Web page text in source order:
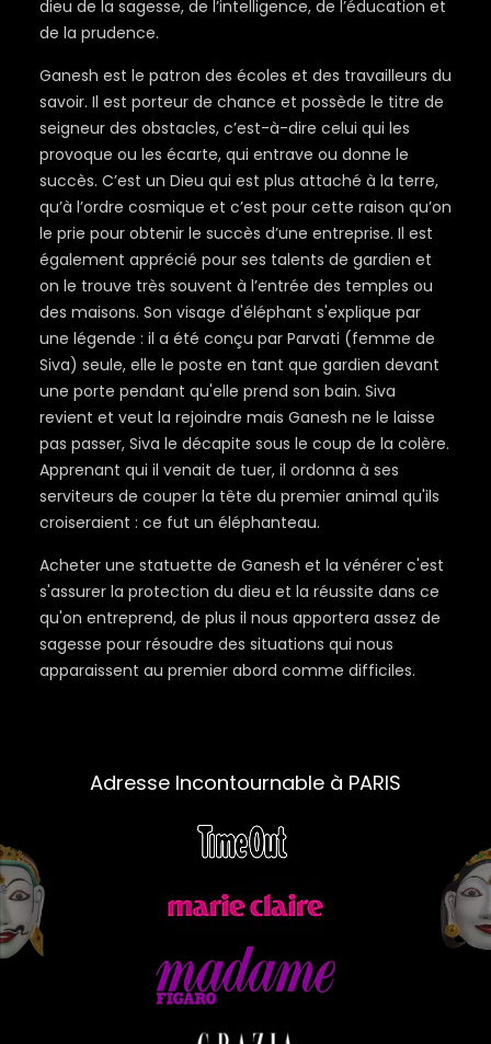
dieu de la sagesse, de l’intelligence, de l’éducation et
de la prudence.
Ganesh est le patron des écoles et des travailleurs du
savoir. Il est porteur de chance et possède le titre de
seigneur des obstacles, c’est-à-dire celui qui les
provoque ou les écarte, qui entrave ou donne le
succès. C’est un Dieu qui est plus attaché à la terre,
qu’à l’ordre cosmique et c’est pour cette raison qu’on
le prie pour obtenir le succès d’une entreprise. Il est
également apprécié pour ses talents de gardien et
on le trouve très souvent à l’entrée des temples ou
des maisons. Son visage d'éléphant s'explique par
une légende : il a été conçu par Parvati (femme de
Siva) seule, elle le poste en tant que gardien devant
une porte pendant qu'elle prend son bain. Siva
revient et veut la rejoindre mais Ganesh ne le laisse
pas passer, Siva le décapite sous le coup de la colère.
Apprenant qui il venait de tuer, il ordonna à ses
serviteurs de couper la tête du premier animal qu'ils
croiseraient : ce fut un éléphanteau.
Acheter une statuette de Ganesh et la vénérer c'est
s'assurer la protection du dieu et la réussite dans ce
qu'on entreprend, de plus il nous apportera assez de
sagesse pour résoudre des situations qui nous
apparaissent au premier abord comme difficiles.
Adresse Incontournable à PARIS